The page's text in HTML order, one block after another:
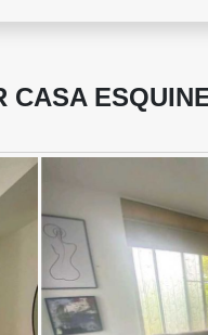
CASA